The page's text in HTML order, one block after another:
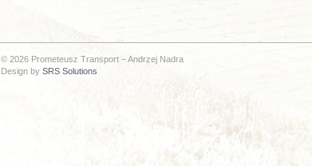
© 2026 Prometeusz Transport – Andrzej Nadra
Design by SRS Solutions